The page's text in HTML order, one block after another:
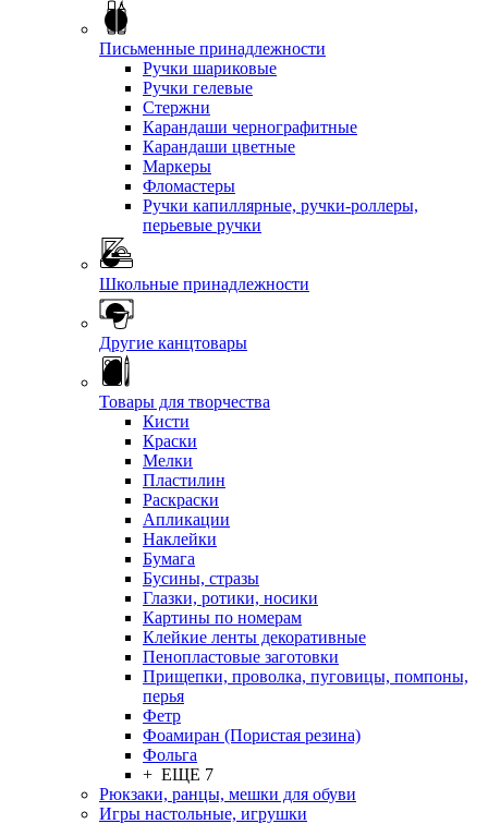
Письменные принадлежности
Ручки шариковые
Ручки гелевые
Стержни
Карандаши чернографитные
Карандаши цветные
Маркеры
Фломастеры
Ручки капиллярные, ручки-роллеры,
перьевые ручки
Школьные принадлежности
Другие канцтовары
Товары для творчества
Кисти
Краски
Мелки
Пластилин
Раскраски
Апликации
Наклейки
Бумага
Бусины, стразы
Глазки, ротики, носики
Картины по номерам
Клейкие ленты декоративные
Пенопластовые заготовки
Прищепки, проволка, пуговицы, помпоны,
перья
Фетр
Фоамиран (Пористая резина)
Фольга
+ ЕЩЕ 7
Рюкзаки, ранцы, мешки для обуви
Игры настольные, игрушки